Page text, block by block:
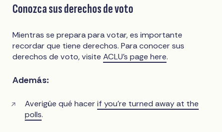
Conozca sus derechos de voto
Mientras se prepara para votar, es importante
recordar que tiene derechos. Para conocer sus
derechos de voto, visiteACLU’s page here.
Además:
Averigüe qué hacerif you’re turned away at the
polls.